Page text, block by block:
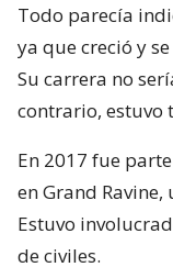
Todo parecía
ya que creció y
Su carrera no
contrario, estuvo
En 2017 fue
en Grand
Estuvo
de civiles.